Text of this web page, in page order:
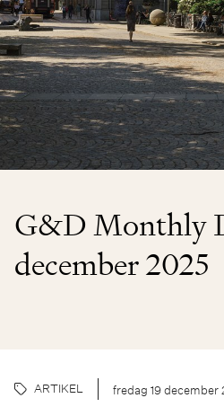
G&D Monthly
december 2025
ARTIKEL fredag 19 december